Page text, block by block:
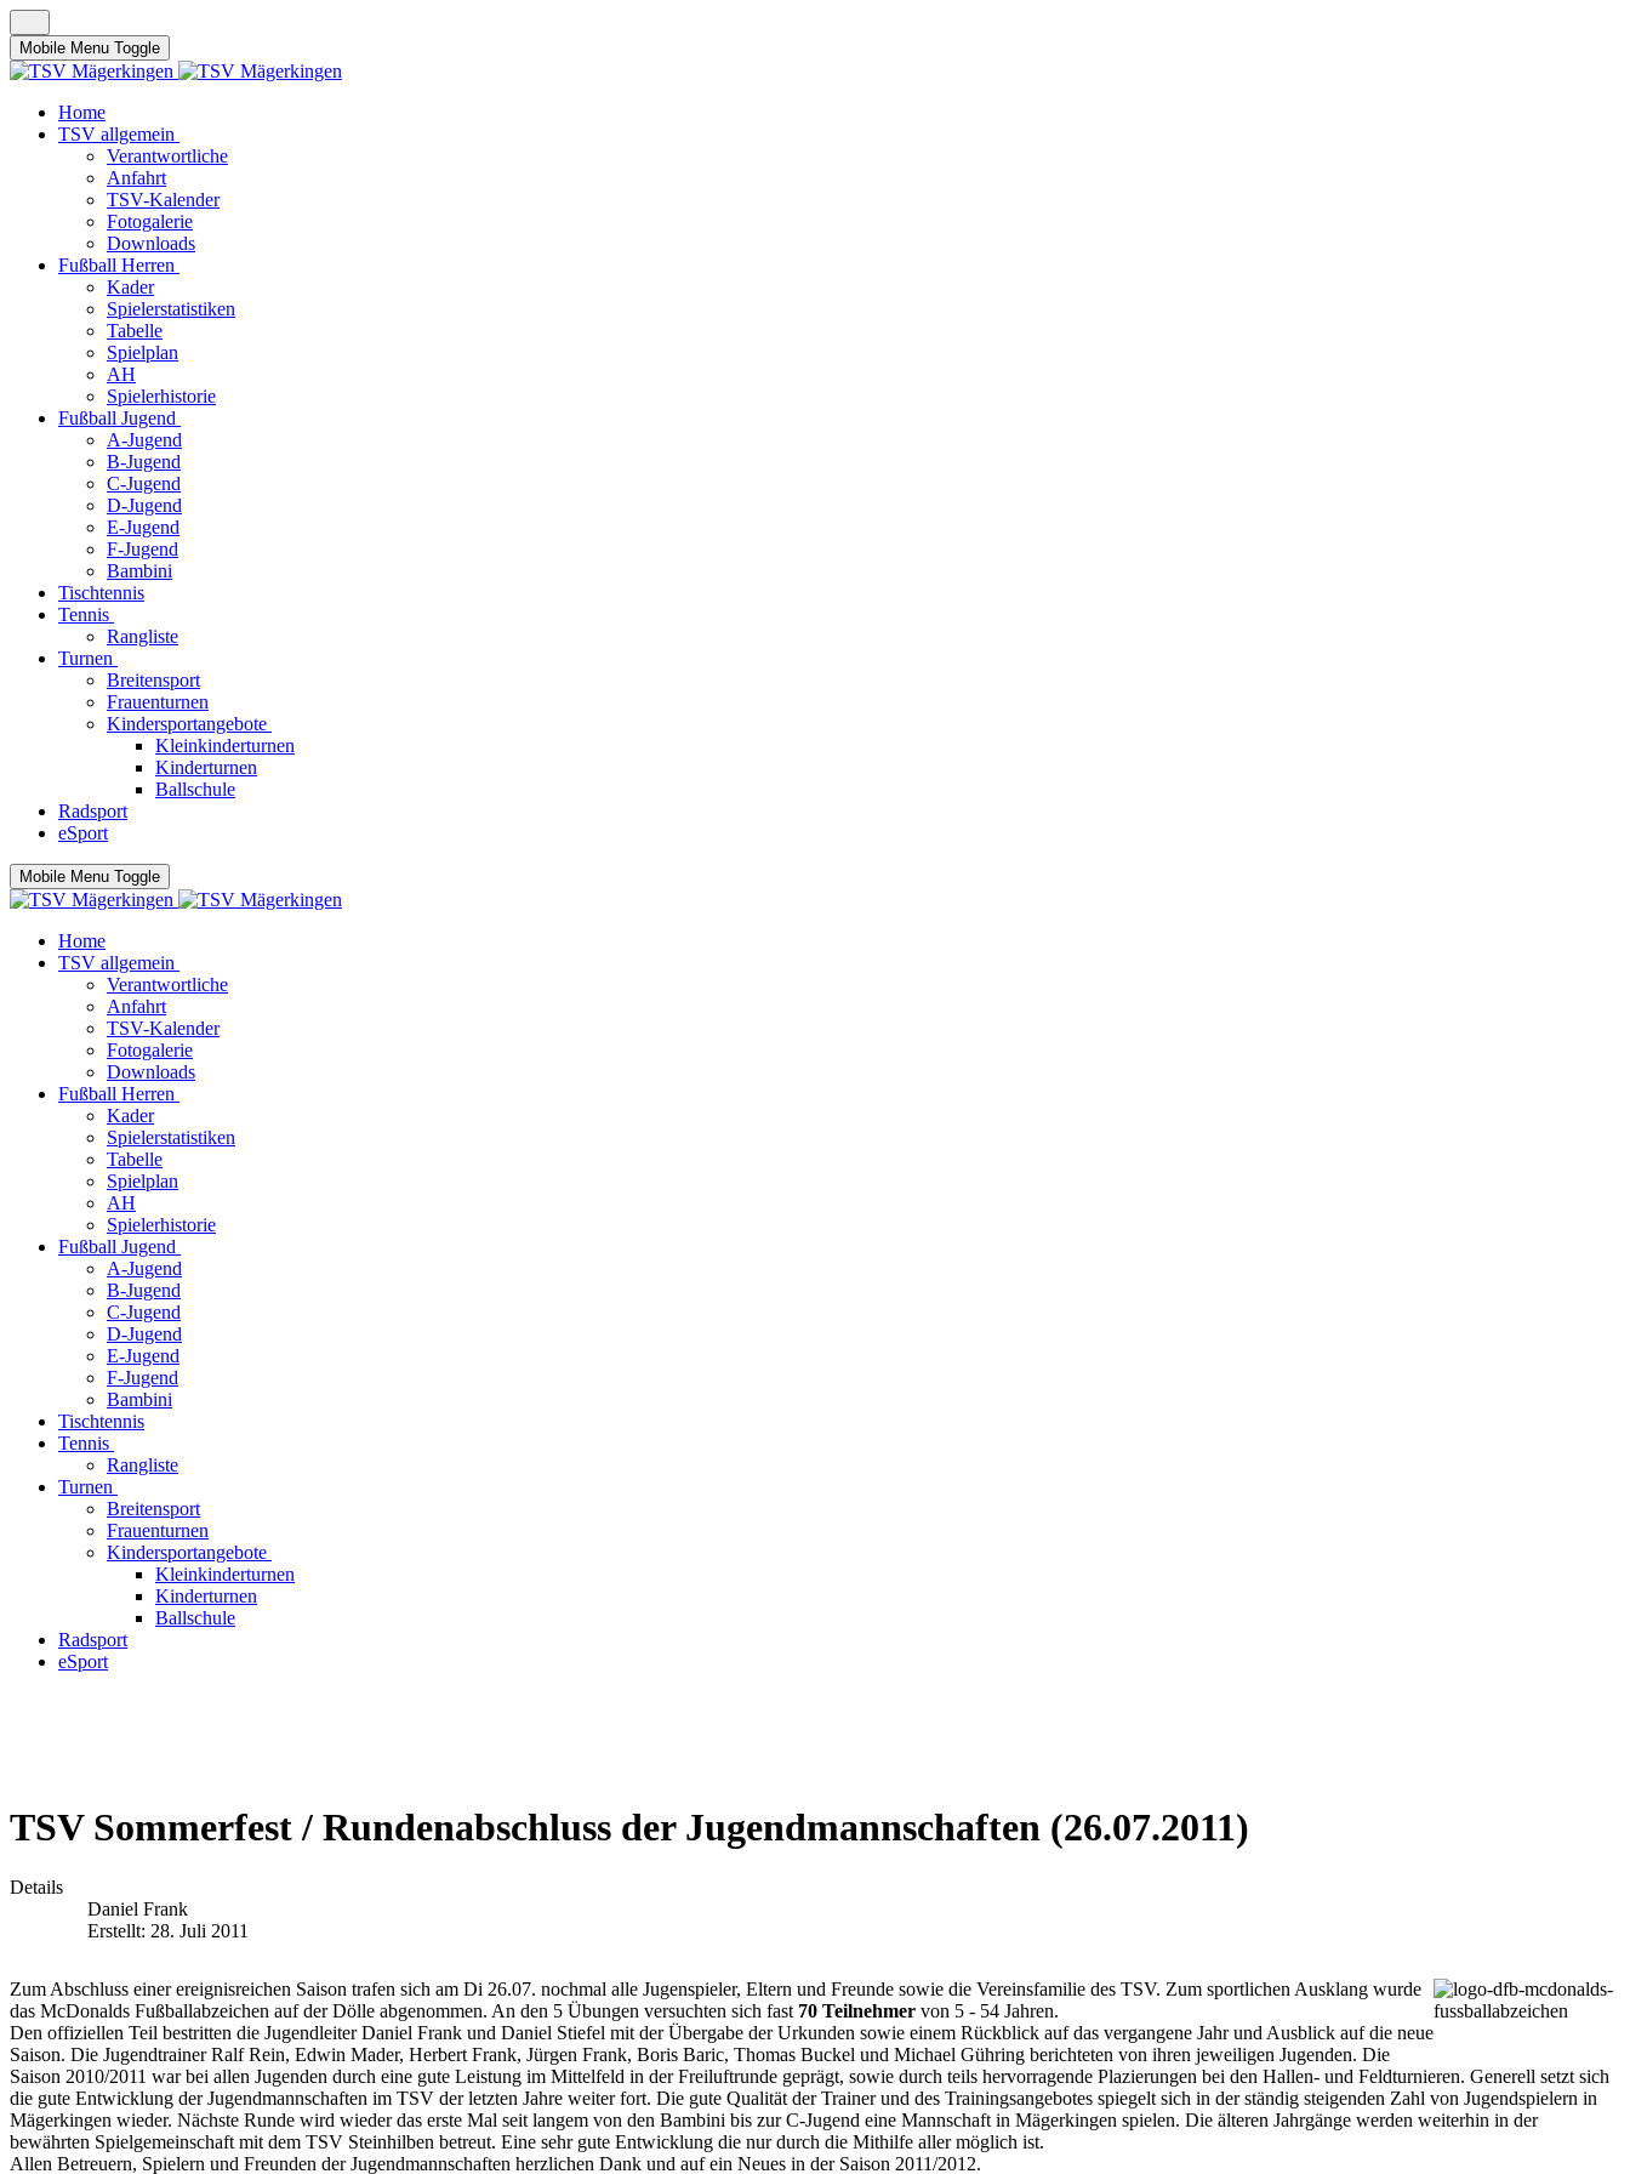
Mobile Menu Toggle
Home
TSV allgemein
Verantwortliche
Anfahrt
TSV-Kalender
Fotogalerie
Downloads
Fußball Herren
Kader
Spielerstatistiken
Tabelle
Spielplan
AH
Spielerhistorie
Fußball Jugend
A-Jugend
B-Jugend
C-Jugend
D-Jugend
E-Jugend
F-Jugend
Bambini
Tischtennis
Tennis
Rangliste
Turnen
Breitensport
Frauenturnen
Kindersportangebote
Kleinkinderturnen
Kinderturnen
Ballschule
Radsport
eSport
Mobile Menu Toggle
Home
TSV allgemein
Verantwortliche
Anfahrt
TSV-Kalender
Fotogalerie
Downloads
Fußball Herren
Kader
Spielerstatistiken
Tabelle
Spielplan
AH
Spielerhistorie
Fußball Jugend
A-Jugend
B-Jugend
C-Jugend
D-Jugend
E-Jugend
F-Jugend
Bambini
Tischtennis
Tennis
Rangliste
Turnen
Breitensport
Frauenturnen
Kindersportangebote
Kleinkinderturnen
Kinderturnen
Ballschule
Radsport
eSport
TSV Sommerfest / Rundenabschluss der Jugendmannschaften (26.07.2011)
Details
Daniel Frank
Erstellt: 28. Juli 2011
Zum Abschluss einer ereignisreichen Saison trafen sich am Di 26.07. nochmal alle Jugenspieler, Eltern und Freunde sowie die Vereinsfamilie des TSV. Zum sportlichen Ausklang wurde
das McDonalds Fußballabzeichen auf der Dölle abgenommen. An den 5 Übungen versuchten sich fast 70 Teilnehmer von 5 - 54 Jahren.
Den offiziellen Teil bestritten die Jugendleiter Daniel Frank und Daniel Stiefel mit der Übergabe der Urkunden sowie einem Rückblick auf das vergangene Jahr und Ausblick auf die neue
Saison. Die Jugendtrainer Ralf Rein, Edwin Mader, Herbert Frank, Jürgen Frank, Boris Baric, Thomas Buckel und Michael Gühring berichteten von ihren jeweiligen Jugenden. Die
Saison 2010/2011 war bei allen Jugenden durch eine gute Leistung im Mittelfeld in der Freiluftrunde geprägt, sowie durch teils hervorragende Plazierungen bei den Hallen- und Feldturnieren. Generell setzt sich
die gute Entwicklung der Jugendmannschaften im TSV der letzten Jahre weiter fort. Die gute Qualität der Trainer und des Trainingsangebotes spiegelt sich in der ständig steigenden Zahl von Jugendspielern in
Mägerkingen wieder. Nächste Runde wird wieder das erste Mal seit langem von den Bambini bis zur C-Jugend eine Mannschaft in Mägerkingen spielen. Die älteren Jahrgänge werden weiterhin in der
bewährten Spielgemeinschaft mit dem TSV Steinhilben betreut. Eine sehr gute Entwicklung die nur durch die Mithilfe aller möglich ist.
Allen Betreuern, Spielern und Freunden der Jugendmannschaften herzlichen Dank und auf ein Neues in der Saison 2011/2012.